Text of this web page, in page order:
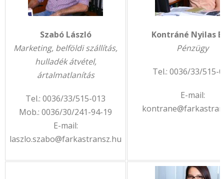
Szabó László
Marketing, belföldi szállítás,
hulladék átvétel,
ártalmatlanítás
Tel.: 0036/33/515-013
Mob.: 0036/30/241-94-19
E-mail:
laszlo.szabo@farkastransz.hu
Kontráné Nyilas
Pénzügy
Tel.: 0036/33/515-
E-mail: